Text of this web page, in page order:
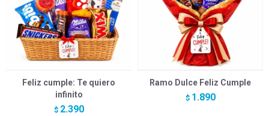
Feliz cumple: Te quiero
infinito
$ 2.390
Ramo Dulce Feliz Cumple
$ 1.890